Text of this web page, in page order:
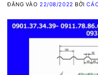
ĐĂNG VÀO 22/08/2022 BỞI